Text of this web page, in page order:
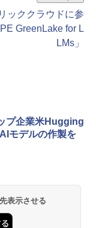
ッククラウドに参
GreenLake for L
LMs」
プ企業米Hugging
モデルの作製を
表示させる